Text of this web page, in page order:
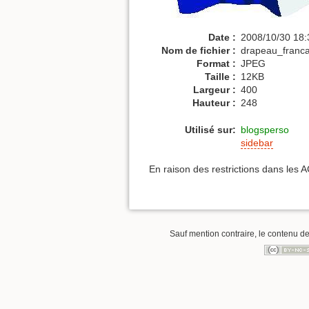
Date : 2008/10/30
Nom de fichier :
Format : JPEG
Taille : 12KB
Largeur : 400
Hauteur : 248
Utilisé sur: blogsperso
sidebar
En raison des restrictions dans les
Sauf mention contraire, le contenu